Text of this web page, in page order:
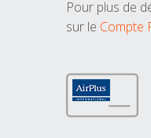
Pour plus de
sur le Compte